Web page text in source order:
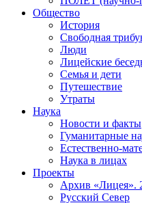
Общество
История
Свободная
Люди
Лицейские
Семья и дети
Путешествие
Утраты
Наука
Новости и факты
Гуманитарные
Естественно-
Наука в лицах
Проекты
Архив «Лицея».
Русский Север